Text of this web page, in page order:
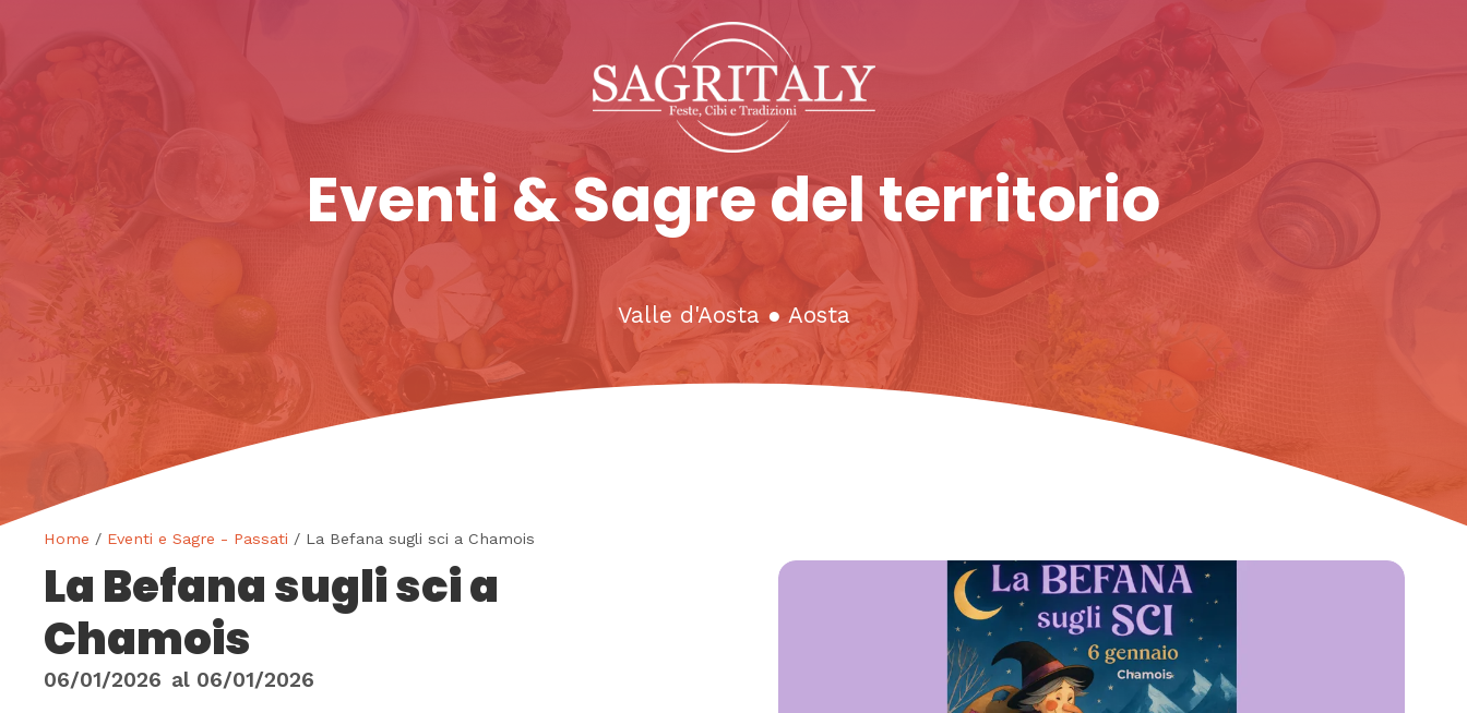
Eventi & Sagre del territorio
Valle d'Aosta ● Aosta
Home / Eventi e Sagre - Passati / La Befana sugli sci a Chamois
La Befana sugli sci a
Chamois
06/01/2026 al 06/01/2026